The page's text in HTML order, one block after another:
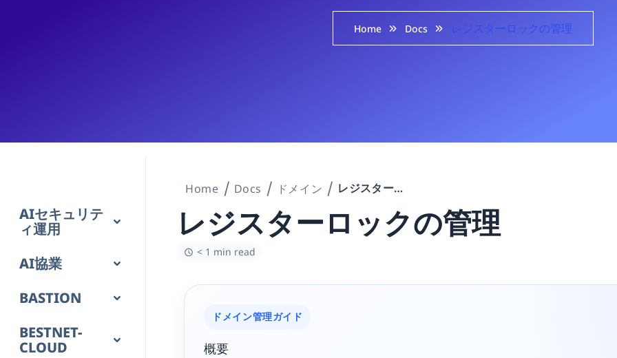
Home Docs レジスターロックの管理
AIセキュリテ
ィ運用
AI協業
BASTION
BESTNET-
CLOUD
Home Docs ドメイン レジスターロックの管理
レジスターロックの管理
< 1 min read
ドメイン管理ガイド
概要